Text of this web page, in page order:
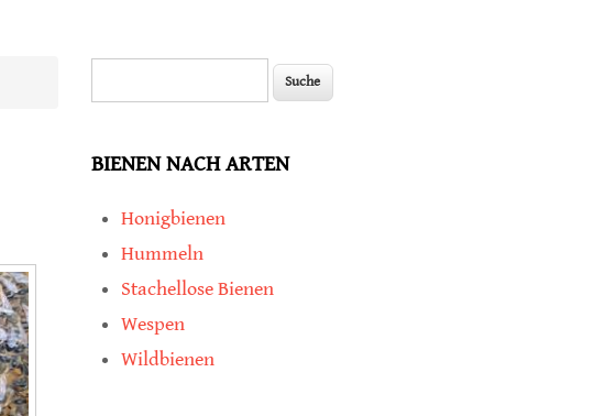
BIENEN NACH ARTEN
Honigbienen
Hummeln
Stachellose Bienen
Wespen
Wildbienen